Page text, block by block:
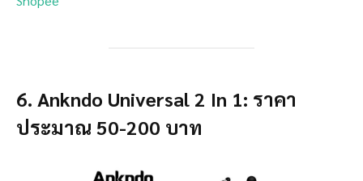
6. Ankndo Universal 2 In 1: ราคา
ประมาณ 50-200 บาท